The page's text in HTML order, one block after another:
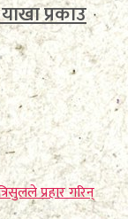
प्रकाउ